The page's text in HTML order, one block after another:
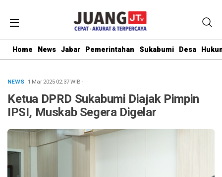
Home News Jabar Pemerintahan Sukabumi Desa
NEWS· 1 Mar 202502:37WIB ·
Ketua DPRD Sukabumi Diajak Pimpin
IPSI, Muskab Segera Digelar